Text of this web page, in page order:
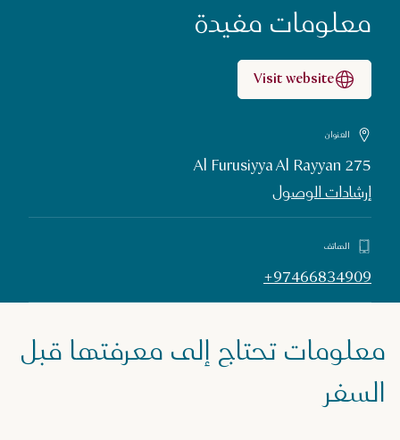
معلومات مفيدة
Visit website
العنوان
275 Al Furusiyya Al Rayyan
إرشادات الوصول
الهاتف
+97466834909
معلومات تحتاج إلى معرفتها قبل
السفر